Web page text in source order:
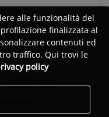
alle funzionalità del
finalizzata al
contenuti ed
traffico. Qui trovi le
policy